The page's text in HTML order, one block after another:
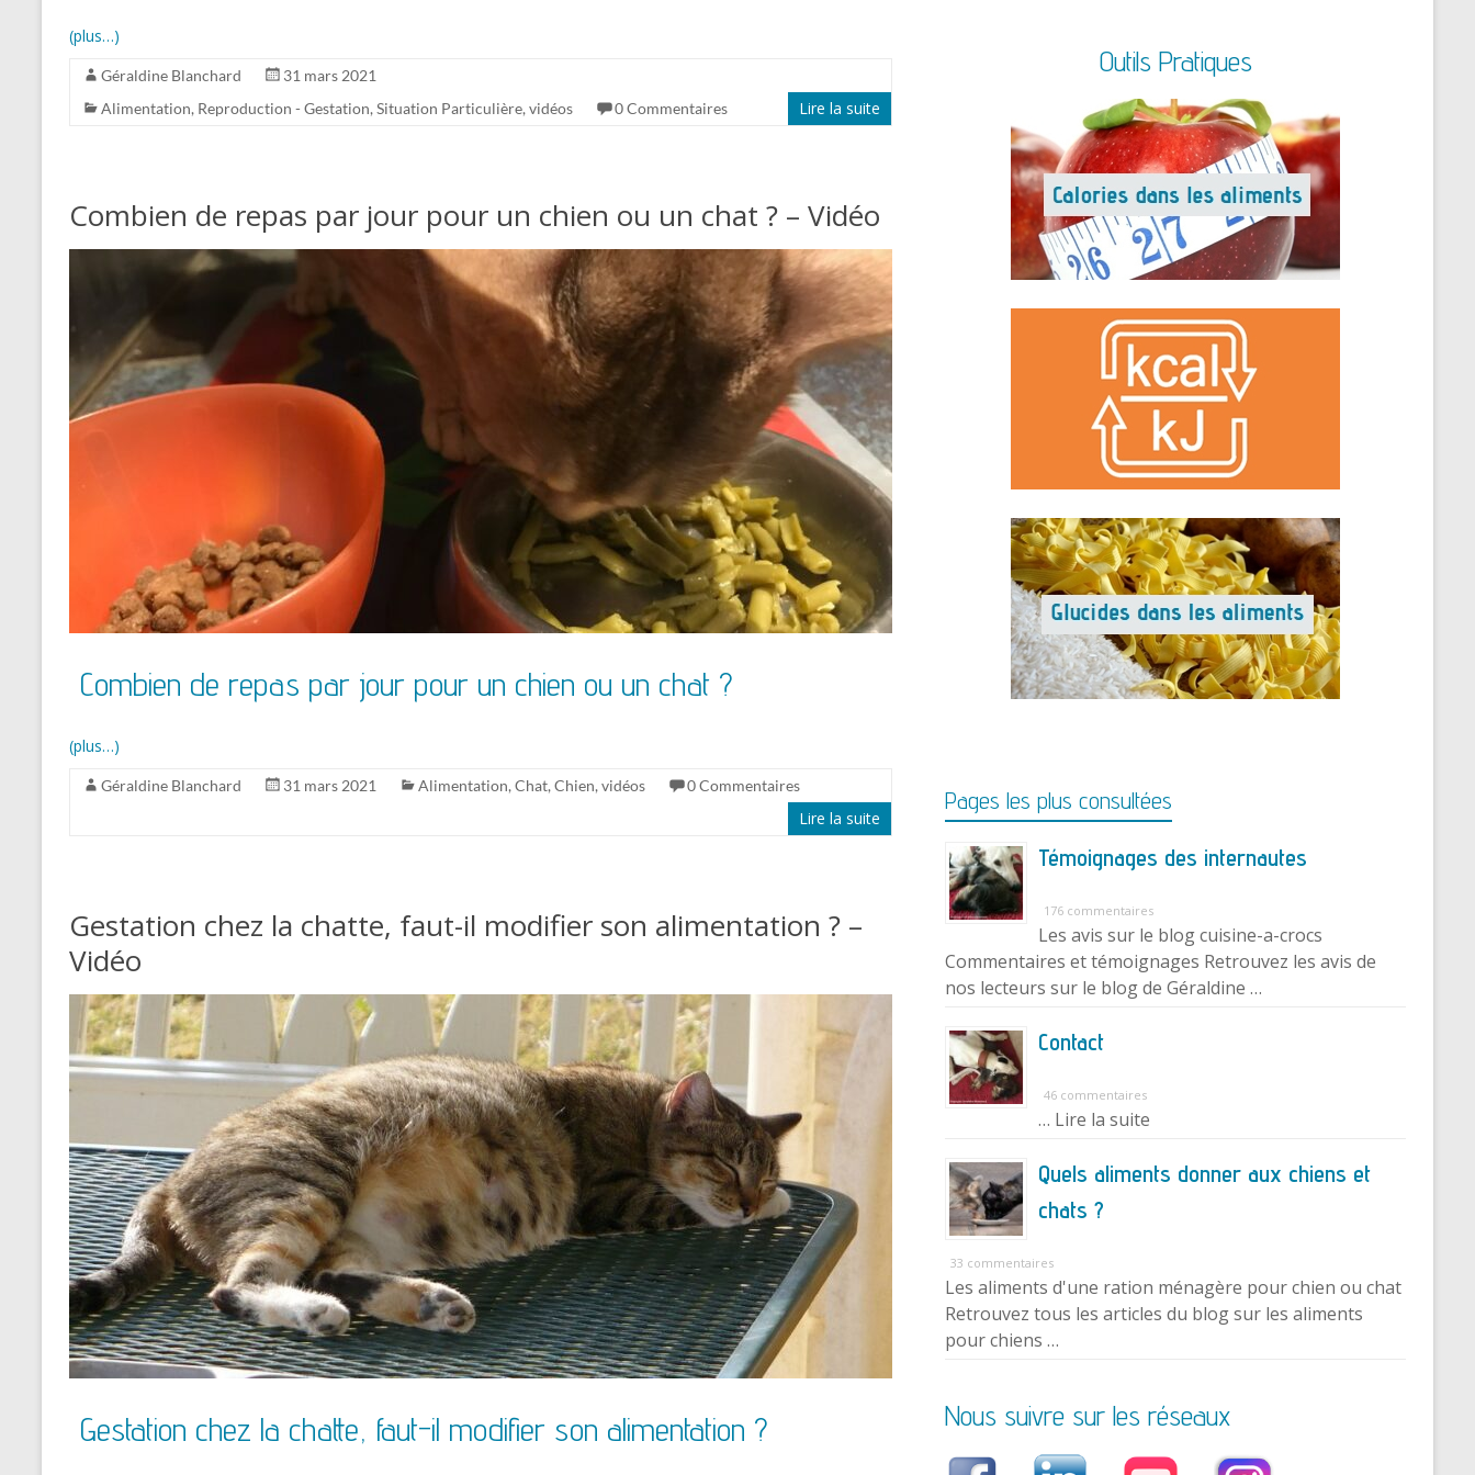
(plus…)
Géraldine Blanchard
31 mars 2021
Alimentation, Reproduction - Gestation, Situation Particulière, vidéos 0 Commentaires Lire la suite
Combien de repas par jour pour un chien ou un chat ? – Vidéo
Combien de repas par jour pour un chien ou un chat ?
(plus…)
Géraldine Blanchard 31 mars 2021 Alimentation, Chat, Chien, vidéos 0 Commentaires
Lire la suite
Gestation chez la chatte, faut-il modifier son alimentation ? –
Vidéo
Gestation chez la chatte, faut-il modifier son alimentation ?
Outils Pratiques
Pages les plus consultées
Témoignages des internautes
176 commentaires
Les avis sur le blog cuisine-a-crocs
Commentaires et témoignages Retrouvez les avis de
nos lecteurs sur le blog de Géraldine …
Contact
46 commentaires
… Lire la suite
Quels aliments donner aux chiens et
chats ?
33 commentaires
Les aliments d'une ration ménagère pour chien ou chat
Retrouvez tous les articles du blog sur les aliments
pour chiens …
Nous suivre sur les réseaux